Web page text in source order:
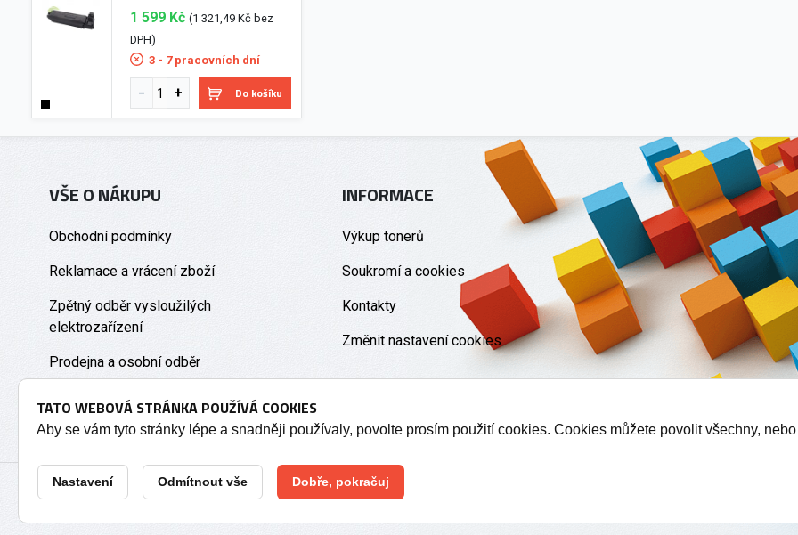
1 599 Kč (1 321,49 Kč bez
DPH)
3 - 7 pracovních dní
Do košíku
VŠE O NÁKUPU
Obchodní podmínky
Reklamace a vrácení zboží
Zpětný odběr vysloužilých
elektrozařízení
Prodejna a osobní odběr
INFORMACE
Výkup tonerů
Soukromí a cookies
Kontakty
Změnit nastavení cookies
2026 © Tonery Olomouc - Tonery do tiskáren
TATO WEBOVÁ STRÁNKA POUŽÍVÁ COOKIES
Aby se vám tyto stránky lépe a snadněji používaly, povolte prosím použití cookies. Cookies můžete povolit všechny,
Nastavení Odmítnout vše Dobře, pokračuj